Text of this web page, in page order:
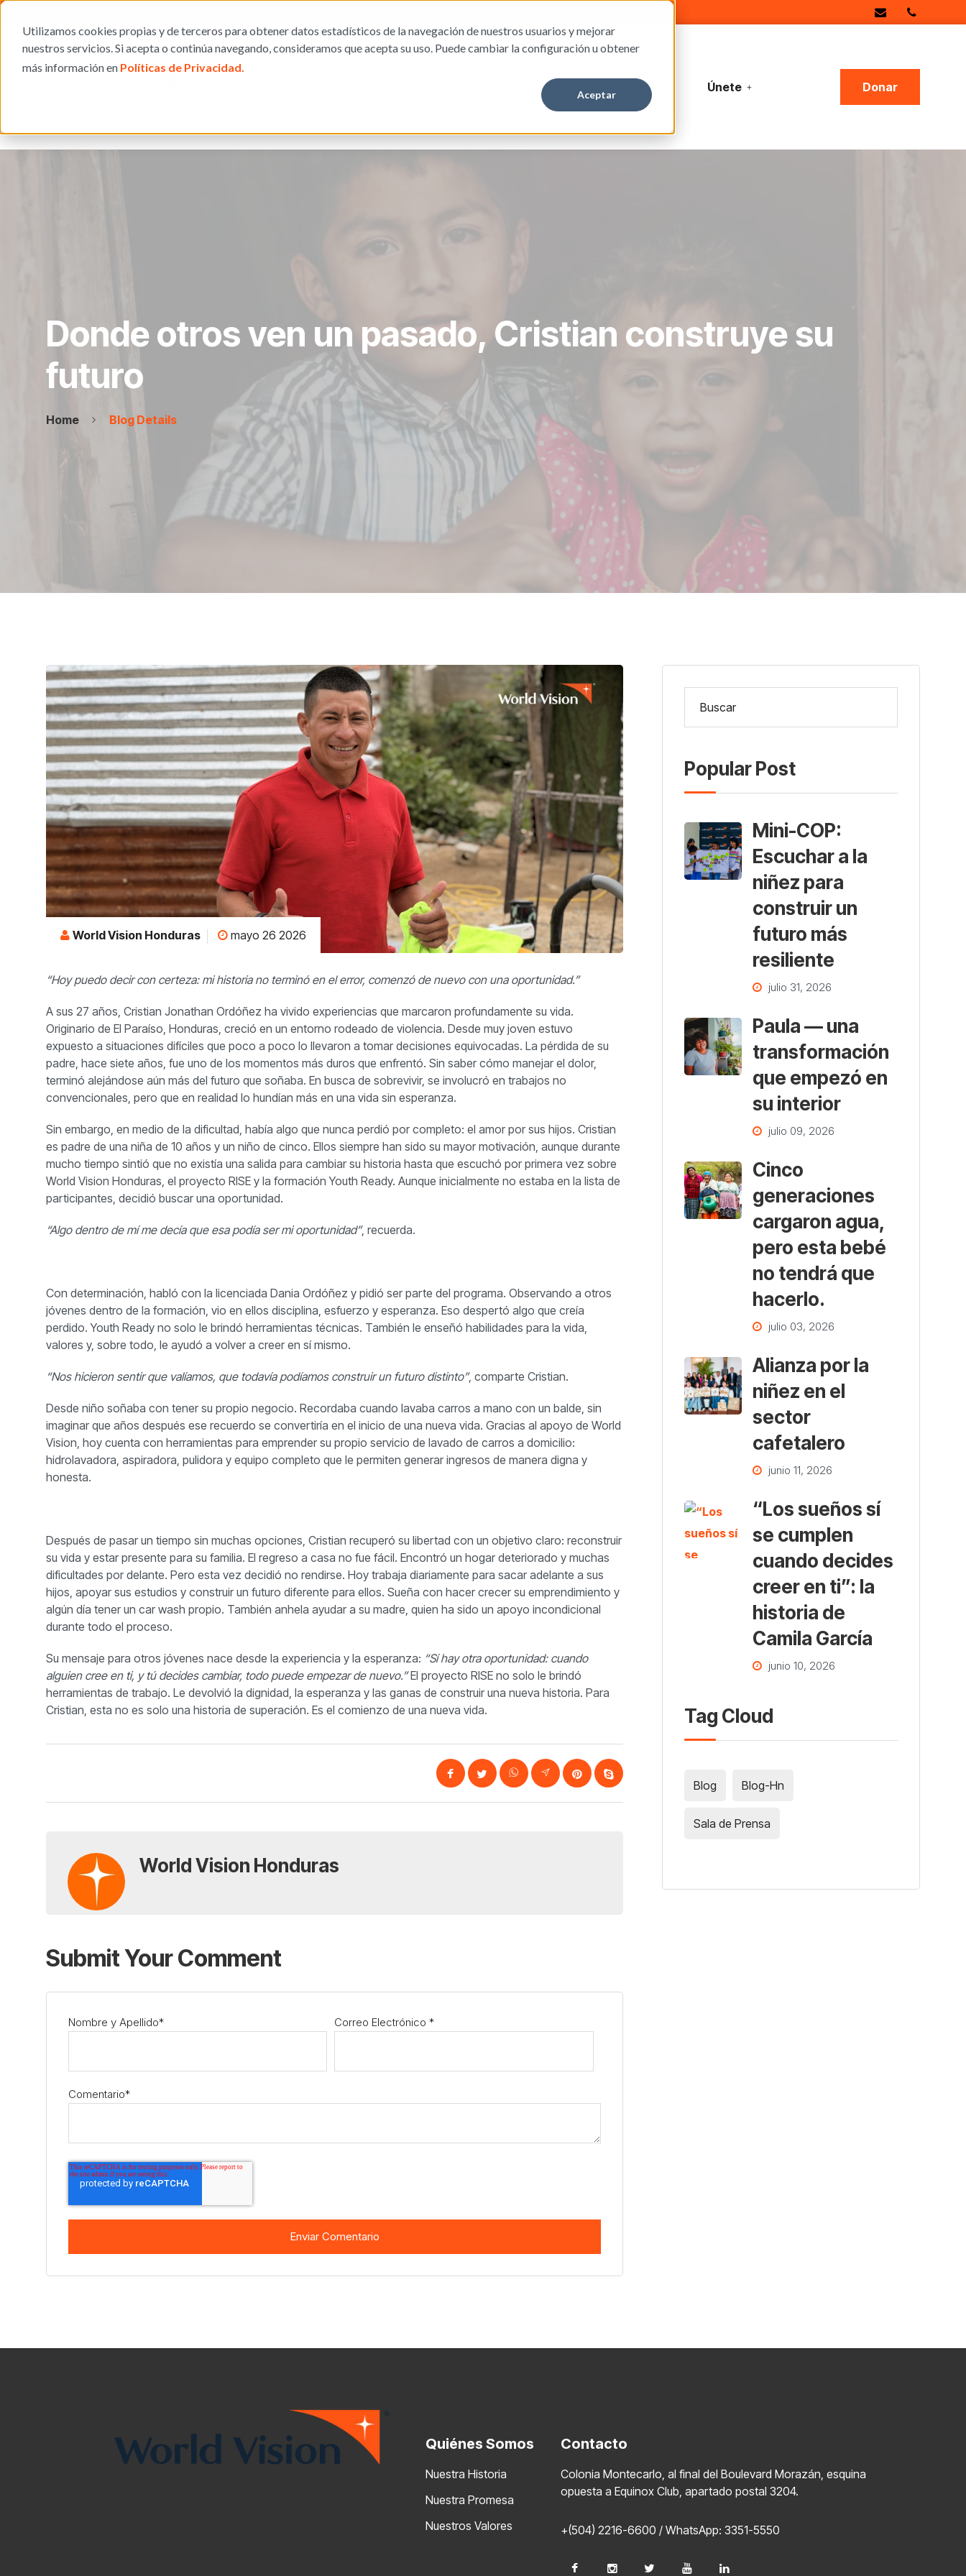
Utilizamos cookies propias y de terceros para obtener datos estadísticos de la navegación de nuestros usuarios y mejorar
nuestros servicios. Si acepta o continúa navegando, consideramos que acepta su uso. Puede cambiar la configuración u obtener
más información en Políticas de Privacidad.
Aceptar
Nuestros Proyectos Noticias Únete Donar
Donde otros ven un pasado, Cristian construye su
futuro
Home Blog Details
World Vision Honduras mayo 26 2026
“Hoy puedo decir con certeza: mi historia no terminó en el error, comenzó de nuevo con una oportunidad.”
A sus 27 años, Cristian Jonathan Ordóñez ha vivido experiencias que marcaron profundamente su vida.
Originario de El Paraíso, Honduras, creció en un entorno rodeado de violencia. Desde muy joven estuvo
expuesto a situaciones difíciles que poco a poco lo llevaron a tomar decisiones equivocadas. La pérdida de su
padre, hace siete años, fue uno de los momentos más duros que enfrentó. Sin saber cómo manejar el dolor,
terminó alejándose aún más del futuro que soñaba. En busca de sobrevivir, se involucró en trabajos no
convencionales, pero que en realidad lo hundían más en una vida sin esperanza.
Sin embargo, en medio de la dificultad, había algo que nunca perdió por completo: el amor por sus hijos. Cristian
es padre de una niña de 10 años y un niño de cinco. Ellos siempre han sido su mayor motivación, aunque durante
mucho tiempo sintió que no existía una salida para cambiar su historia hasta que escuchó por primera vez sobre
World Vision Honduras, el proyecto RISE y la formación Youth Ready. Aunque inicialmente no estaba en la lista de
participantes, decidió buscar una oportunidad.
“Algo dentro de mí me decía que esa podía ser mi oportunidad”, recuerda.
Con determinación, habló con la licenciada Dania Ordóñez y pidió ser parte del programa. Observando a otros
jóvenes dentro de la formación, vio en ellos disciplina, esfuerzo y esperanza. Eso despertó algo que creía
perdido. Youth Ready no solo le brindó herramientas técnicas. También le enseñó habilidades para la vida,
valores y, sobre todo, le ayudó a volver a creer en sí mismo.
“Nos hicieron sentir que valíamos, que todavía podíamos construir un futuro distinto”, comparte Cristian.
Desde niño soñaba con tener su propio negocio. Recordaba cuando lavaba carros a mano con un balde, sin
imaginar que años después ese recuerdo se convertiría en el inicio de una nueva vida. Gracias al apoyo de World
Vision, hoy cuenta con herramientas para emprender su propio servicio de lavado de carros a domicilio:
hidrolavadora, aspiradora, pulidora y equipo completo que le permiten generar ingresos de manera digna y
honesta.
Después de pasar un tiempo sin muchas opciones, Cristian recuperó su libertad con un objetivo claro: reconstruir
su vida y estar presente para su familia. El regreso a casa no fue fácil. Encontró un hogar deteriorado y muchas
dificultades por delante. Pero esta vez decidió no rendirse. Hoy trabaja diariamente para sacar adelante a sus
hijos, apoyar sus estudios y construir un futuro diferente para ellos. Sueña con hacer crecer su emprendimiento y
algún día tener un car wash propio. También anhela ayudar a su madre, quien ha sido un apoyo incondicional
durante todo el proceso.
Su mensaje para otros jóvenes nace desde la experiencia y la esperanza: “Sí hay otra oportunidad: cuando
alguien cree en ti, y tú decides cambiar, todo puede empezar de nuevo.”El proyecto RISE no solo le brindó
herramientas de trabajo. Le devolvió la dignidad, la esperanza y las ganas de construir una nueva historia. Para
Cristian, esta no es solo una historia de superación. Es el comienzo de una nueva vida.
World Vision Honduras
Submit Your Comment
Nombre y Apellido* Correo Electrónico*
Comentario*
Popular Post
Mini-COP:
Escuchar a la
niñez para
construir un
futuro más
resiliente
julio 31, 2026
Paula — una
transformación
que empezó en
su interior
julio 09, 2026
Cinco
generaciones
cargaron agua,
pero esta bebé
no tendrá que
hacerlo.
julio 03, 2026
Alianza por la
niñez en el
sector
cafetalero
junio 11, 2026
“Los sueños sí
se cumplen
cuando decides
creer en ti”: la
historia de
Camila García
junio 10, 2026
Tag Cloud
Blog Blog-Hn
Sala de Prensa
Quiénes Somos
Nuestra Historia
Nuestra Promesa
Nuestros Valores
Contacto
Colonia Montecarlo, al final del Boulevard Morazán, esquina
opuesta a Equinox Club, apartado postal 3204.
+(504) 2216-6600 / WhatsApp: 3351-5550